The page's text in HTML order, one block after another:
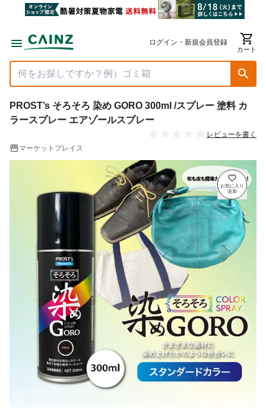
ログイン・新規会員登録
カート
PROST’s そろそろ 染め GORO 300ml /スプレー 塗料 カ
ラースプレー エアゾールスプレー
レビューを書く
マーケットプレイス